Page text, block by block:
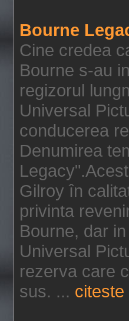
Bourne
Cine credea
Bourne s-au
regizorul
Universal
conducerea
Denumirea
Gilroy în
privinta
Bourne, dar
Universal
rezerva care
sus. ... citeste